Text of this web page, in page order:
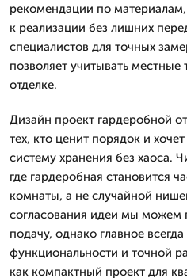
рекомендации по материалам,
к реализации без лишних
специалистов для точных
позволяет учитывать
отделке.
Дизайн проект гардеробной
тех, кто ценит порядок и
систему хранения без хаоса.
где гардеробная становится
комнаты, а не случайной
согласования идеи мы можем
подачу, однако главное всегда
функциональности и точной
как компактный проект для